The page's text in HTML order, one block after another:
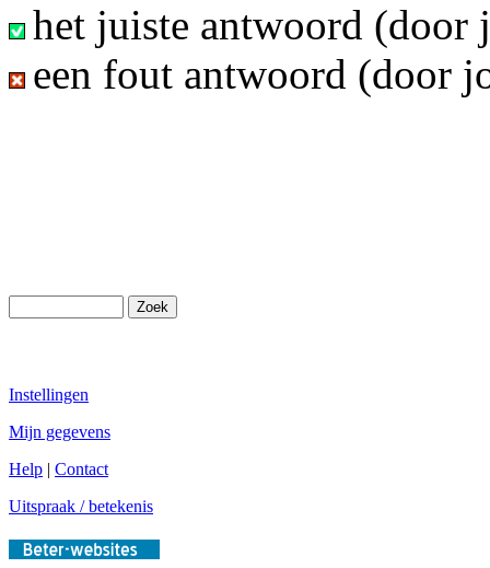
het juiste antwoord (door
een fout antwoord (door
Instellingen
Mijn gegevens
Help | Contact
Uitspraak / betekenis